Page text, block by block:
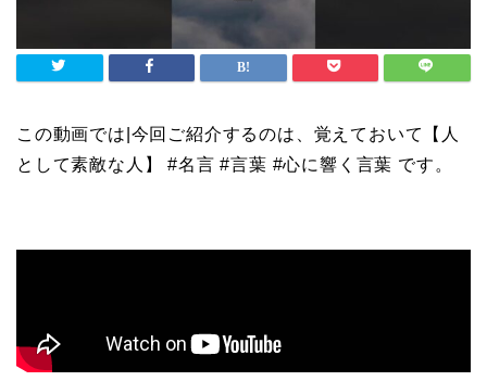
この動画では|今回ご紹介するのは、覚えておいて【人
として素敵な人】 #名言 #言葉 #心に響く言葉 です。